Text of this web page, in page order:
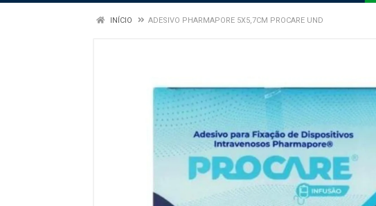
INÍCIO ADESIVO PHARMAPORE 5X5,7CM PROCARE UND